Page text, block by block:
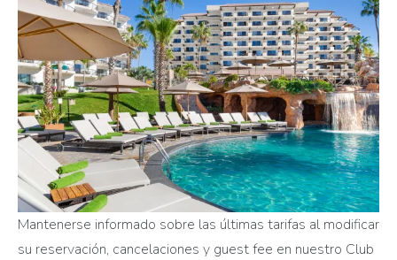
Mantenerse informado sobre las últimas tarifas al modificar
su reservación, cancelaciones y guest fee en nuestro Club